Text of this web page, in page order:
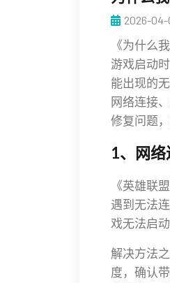
2026-
《为什么
游戏启动
能出现的
网络连接
修复问题
1、网
《英雄联
遇到无法
戏无法启
解决方法
度，确认